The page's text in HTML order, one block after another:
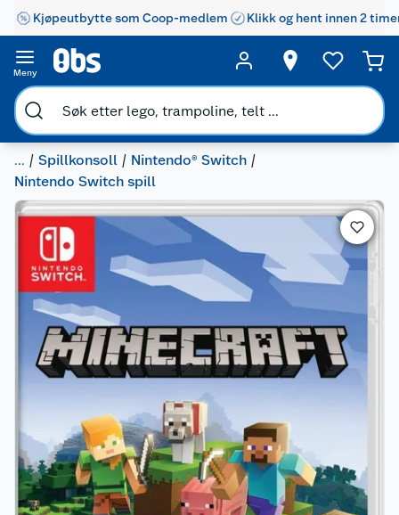
Kjøpeutbytte som Coop-medlem Klikk og hent innen 2
Meny
... Spillkonsoll
Nintendo® Switch
Nintendo Switch spill